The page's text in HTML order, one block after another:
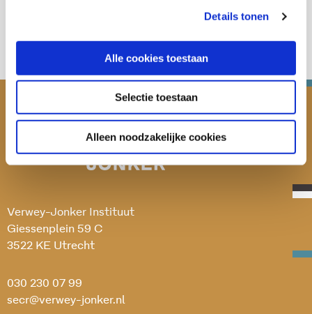
Details tonen
Alle cookies toestaan
Selectie toestaan
Alleen noodzakelijke cookies
Verwey-Jonker Instituut
Giessenplein 59 C
3522 KE Utrecht
030 230 07 99
secr@verwey-jonker.nl